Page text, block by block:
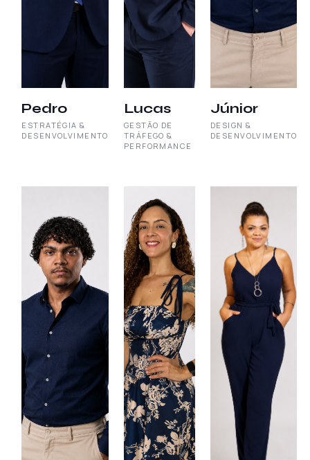
Pedro
ESTRATÉGIA &
DESENVOLVIMENTO
Lucas
GESTÃO DE
TRÁFEGO &
PERFORMANCE
Júnior
DESIGN &
DESENVOLVIMENTO